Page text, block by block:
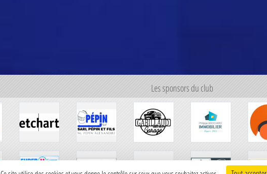
Les sponsors du club